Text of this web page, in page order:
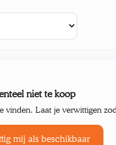
niet te koop
vinden. Laat je verwittigen
mij als beschikbaar